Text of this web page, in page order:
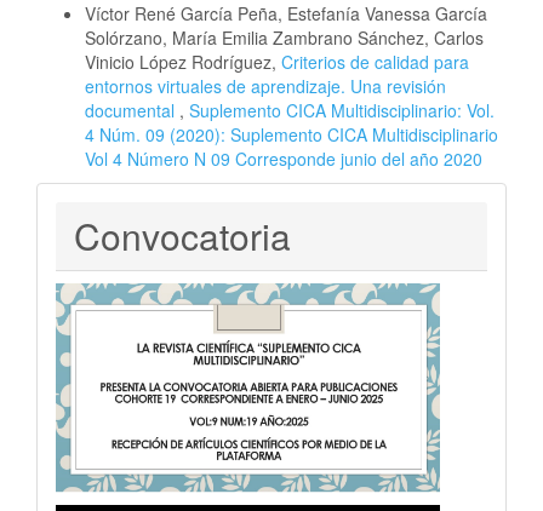
Víctor René García Peña, Estefanía Vanessa García
Solórzano, María Emilia Zambrano Sánchez, Carlos
Vinicio López Rodríguez, Criterios de calidad para
entornos virtuales de aprendizaje. Una revisión
documental , Suplemento CICA Multidisciplinario: Vol.
4 Núm. 09 (2020): Suplemento CICA Multidisciplinario
Vol 4 Número N 09 Corresponde junio del año 2020
Convocatoria
Convocatoria